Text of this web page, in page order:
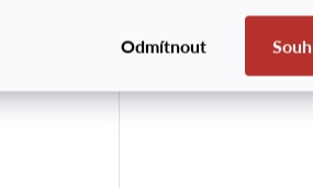
Odmítnout